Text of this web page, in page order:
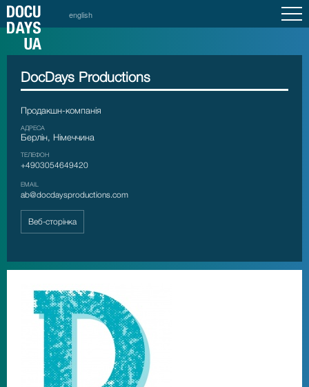
english
DocDays Productions
Продакшн-компанія
АДРЕСА
Берлін, Німеччина
ТЕЛЕФОН
+4903054649420
EMAIL
ab@docdaysproductions.com
Веб-сторінка